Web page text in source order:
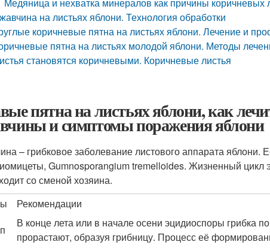
на листьях яблони. Технология обработки
коричневые пятна на листьях яблони. Лечение и
пятна на листьях молодой яблони. Методы
становятся коричневыми. Коричневые листья
пятна на листьях яблони, как
и симптомы поражения яблони
– грибковое заболевание листового аппарата яблони.
Gumnosporangium tremelloides. Жизненный цикл
со сменой хозяина.
Рекомендации
В конце лета или в начале осени эцидиоспоры грибка
прорастают, образуя грибницу. Процесс её